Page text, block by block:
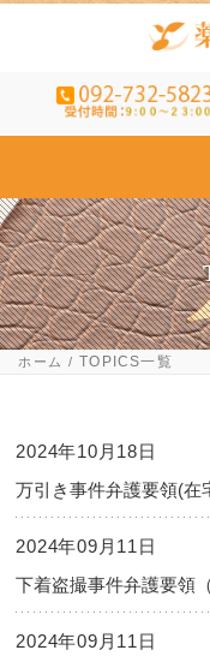
ホーム TOPICS一覧
2024年10月18日
万引き事件弁護要領(在
2024年09月11日
下着盗撮事件弁護要領
2024年09月11日